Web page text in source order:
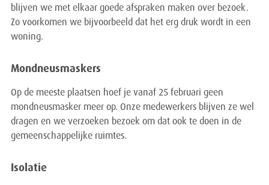
blijven we met elkaar goede afspraken maken over bezoek.
Zo voorkomen we bijvoorbeeld dat het erg druk wordt in een
woning.
Mondneusmaskers
Op de meeste plaatsen hoef je vanaf 25 februari geen
mondneusmasker meer op. Onze medewerkers blijven ze wel
dragen en we verzoeken bezoek om dat ook te doen in de
gemeenschappelijke ruimtes.
Isolatie